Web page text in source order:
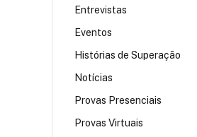
Entrevistas
Eventos
Histórias de Superação
Notícias
Provas Presenciais
Provas Virtuais